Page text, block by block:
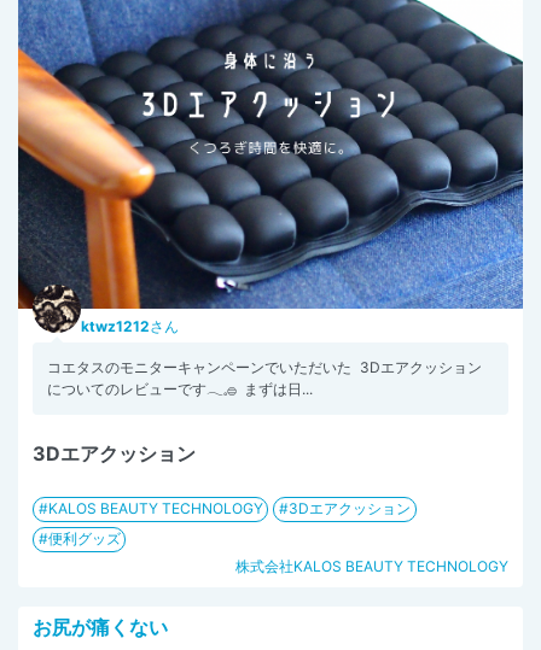
ktwz1212さん
コエタスのモニターキャンペーンでいただいた 3Dエアクッション
についてのレビューです𓂃𓈒𓐍 まずは日...
3Dエアクッション
KALOS BEAUTY TECHNOLOGY
3Dエアクッション
便利グッズ
株式会社KALOS BEAUTY TECHNOLOGY
お尻が痛くない